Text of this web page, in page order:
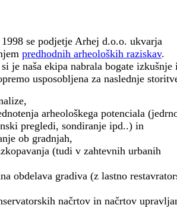
se podjetje Arhej d.o.o. ukvarja
predhodnih arheoloških raziskav.
je naša ekipa nabrala bogate izkušnje
usposobljena za naslednje
arheološkega potenciala
pregledi, sondiranje ipd..) in
ob gradnjah,
(tudi v zahtevnih urbanih
obdelava gradiva (z lastno
načrtov in načrtov